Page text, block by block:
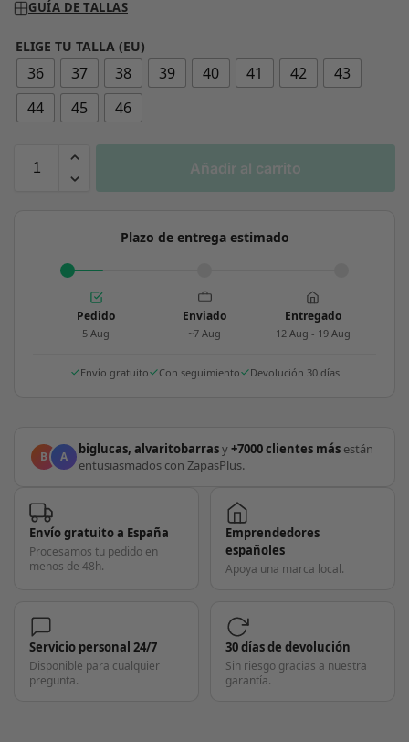
GUÍA DE TALLAS
ELIGE TU TALLA (EU)
36 37 38 39 40 41 42
43
44
45 46
Añadir al carrito
Plazo de entrega estimado
Pedido
5 Aug
Enviado
~7 Aug
Entregado
12 Aug - 19 Aug
Envío gratuito Con seguimiento Devolución 30 días
B A biglucas, alvaritobarrasy+7000 clientes más están
entusiasmados con ZapasPlus.
Envío gratuito a España
Procesamos tu pedido en
menos de 48h.
Emprendedores
españoles
Apoya una marca local.
Servicio personal 24/7
Disponible para cualquier
pregunta.
30 días de devolución
Sin riesgo gracias a nuestra
garantía.